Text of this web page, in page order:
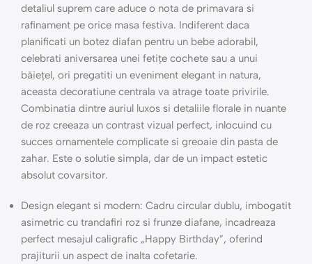
detaliul suprem care aduce o nota de primavara si
rafinament pe orice masa festiva. Indiferent daca
planificati un botez diafan pentru un bebe adorabil,
celebrati aniversarea unei fetițe cochete sau a unui
băiețel, ori pregatiti un eveniment elegant in natura,
aceasta decoratiune centrala va atrage toate privirile.
Combinatia dintre auriul luxos si detaliile florale in nuante
de roz creeaza un contrast vizual perfect, inlocuind cu
succes ornamentele complicate si greoaie din pasta de
zahar. Este o solutie simpla, dar de un impact estetic
absolut covarsitor.
Design elegant si modern: Cadru circular dublu, imbogatit
asimetric cu trandafiri roz si frunze diafane, incadreaza
perfect mesajul caligrafic „Happy Birthday”, oferind
prajiturii un aspect de inalta cofetarie.